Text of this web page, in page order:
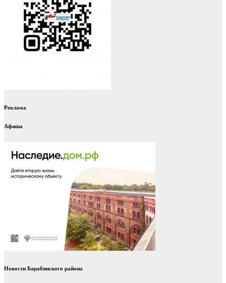
Реклама
Афиша
Новости Барабинского района